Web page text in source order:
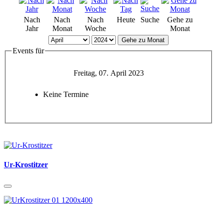
Nach
Jahr
Nach
Monat
Nach
Woche
Heute Suche
Gehe zu
Monat
Gehe zu Monat
Events für
Freitag, 07. April 2023
Keine Termine
Ur-Krostitzer